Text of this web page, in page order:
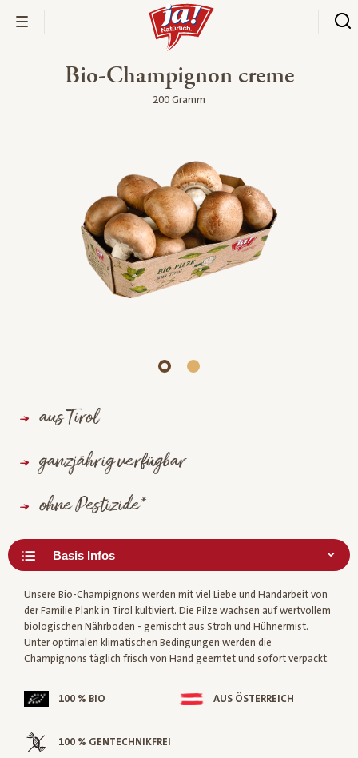
Bio-Champignon creme
200 Gramm
aus Tirol
ganzjährig verfügbar
ohne Pestizide*
Unsere Bio-Champignons werden mit viel Liebe und Handarbeit von
der Familie Plank in Tirol kultiviert. Die Pilze wachsen auf wertvollem
biologischen Nährboden - gemischt aus Stroh und Hühnermist.
Unter optimalen klimatischen Bedingungen werden die
Champignons täglich frisch von Hand geerntet und sofort verpackt.
100 % BIO AUS ÖSTERREICH
100 % GENTECHNIKFREI